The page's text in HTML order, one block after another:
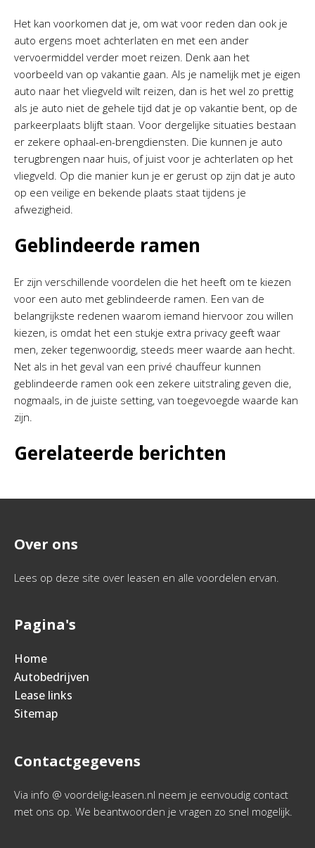
Het kan voorkomen dat je, om wat voor reden dan ook je
auto ergens moet achterlaten en met een ander
vervoermiddel verder moet reizen. Denk aan het
voorbeeld van op vakantie gaan. Als je namelijk met je eigen
auto naar het vliegveld wilt reizen, dan is het wel zo prettig
als je auto niet de gehele tijd dat je op vakantie bent, op de
parkeerplaats blijft staan. Voor dergelijke situaties bestaan
er zekere ophaal-en-brengdiensten. Die kunnen je auto
terugbrengen naar huis, of juist voor je achterlaten op het
vliegveld. Op die manier kun je er gerust op zijn dat je auto
op een veilige en bekende plaats staat tijdens je
afwezigheid.
Geblindeerde ramen
Er zijn verschillende voordelen die het heeft om te kiezen
voor een auto met geblindeerde ramen. Een van de
belangrijkste redenen waarom iemand hiervoor zou willen
kiezen, is omdat het een stukje extra privacy geeft waar
men, zeker tegenwoordig, steeds meer waarde aan hecht.
Net als in het geval van een privé chauffeur kunnen
geblindeerde ramen ook een zekere uitstraling geven die,
nogmaals, in de juiste setting, van toegevoegde waarde kan
zijn.
Gerelateerde berichten
Over ons
Lees op deze site over leasen en alle voordelen ervan.
Pagina's
Home
Autobedrijven
Lease links
Sitemap
Contactgegevens
Via info @ voordelig-leasen.nl neem je eenvoudig contact
met ons op. We beantwoorden je vragen zo snel mogelijk.